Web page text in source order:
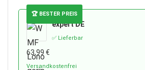
🏆 BESTER PREIS
expert DE
✅ Lieferbar
63,99 €
Versandkostenfrei